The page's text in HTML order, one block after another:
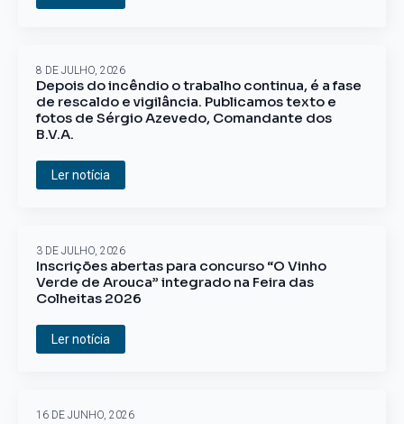
Depois do incêndio o trabalho continua, é a fase
de rescaldo e vigilância. Publicamos texto e
fotos de Sérgio Azevedo, Comandante dos
B.V.A.
8 DE JULHO, 2026
Ler notícia
Inscrições abertas para concurso “O Vinho
Verde de Arouca” integrado na Feira das
Colheitas 2026
3 DE JULHO, 2026
Ler notícia
16 DE JUNHO, 2026